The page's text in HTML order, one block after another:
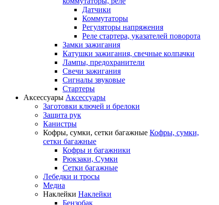
Датчики
Коммутаторы
Регуляторы напряжения
Реле стартера, указателей поворота
Замки зажигания
Катушки зажигания, свечные колпачки
Лампы, предохранители
Свечи зажигания
Сигналы звуковые
Стартеры
Аксессуары Аксессуары
Заготовки ключей и брелоки
Защита рук
Канистры
Кофры, сумки, сетки багажные Кофры, сумки,
сетки багажные
Кофры и багажники
Рюкзаки, Сумки
Сетки багажные
Лебедки и тросы
Медиа
Наклейки Наклейки
Бензобак